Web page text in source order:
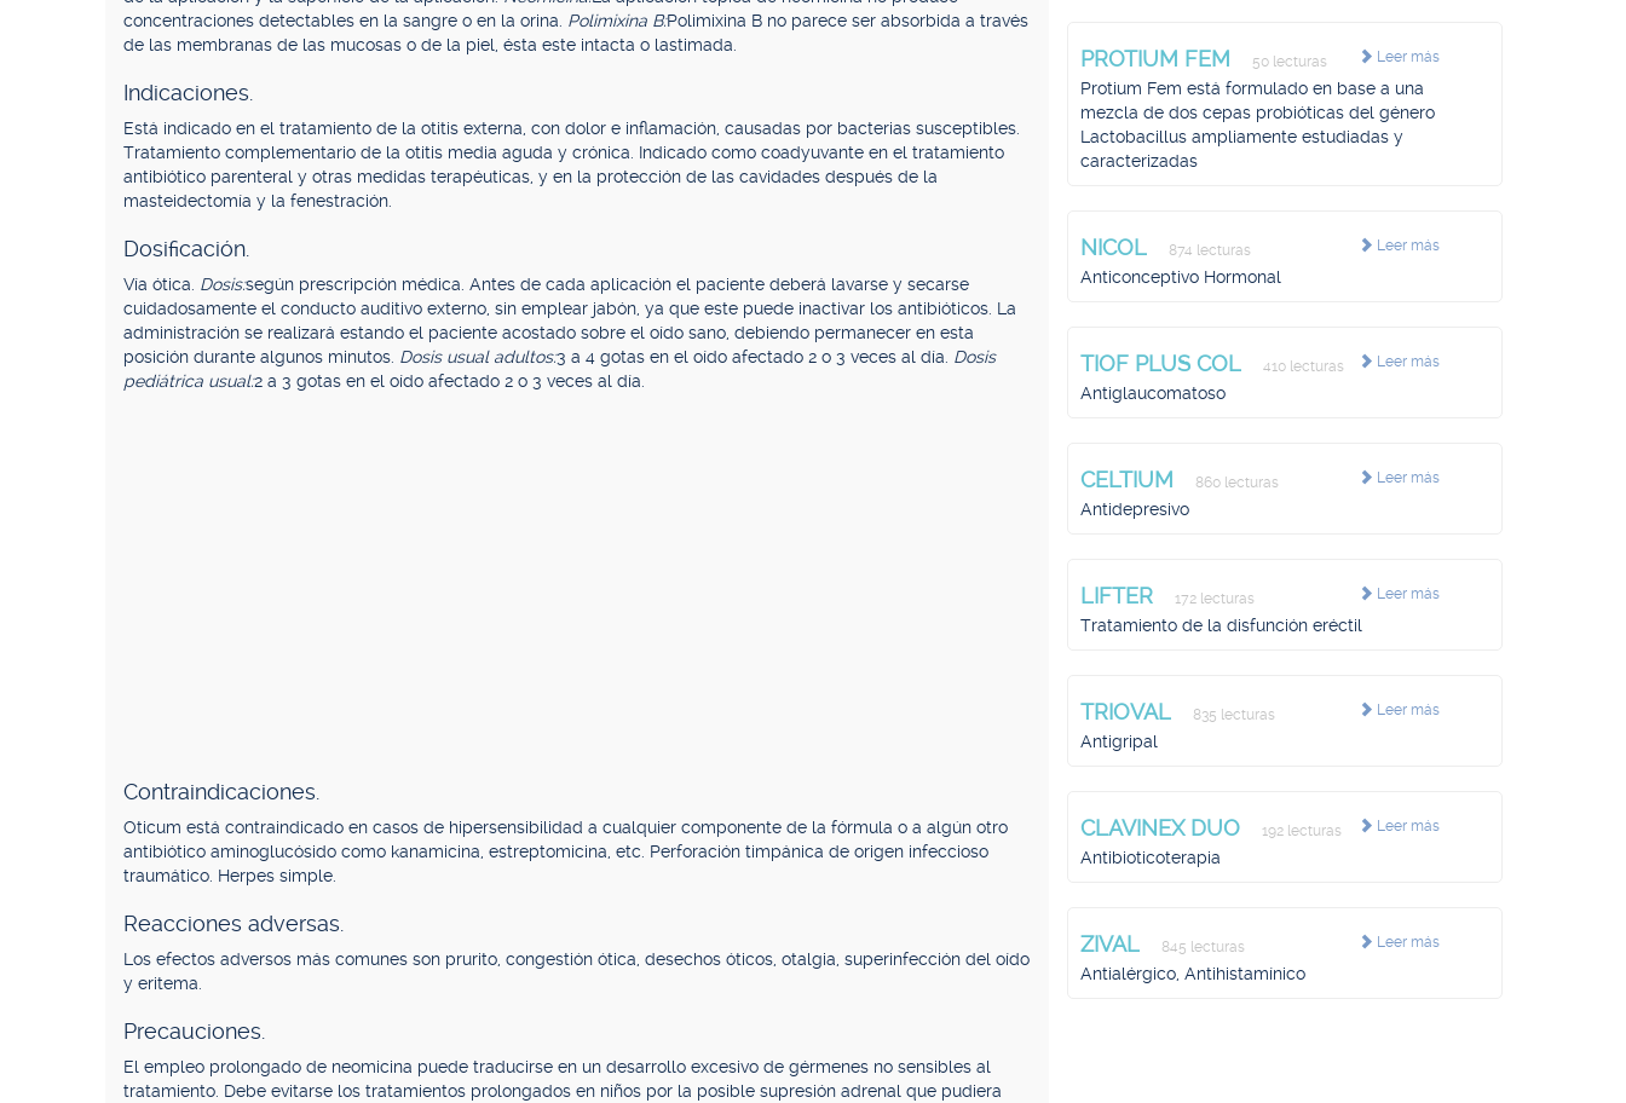
concentraciones detectables en la sangre o en la orina. Polimixina B:Polimixina B no parece ser absorbida a través
de las membranas de las mucosas o de la piel, ésta este intacta o lastimada.
Indicaciones.
Está indicado en el tratamiento de la otitis externa, con dolor e inflamación, causadas por bacterias susceptibles.
Tratamiento complementario de la otitis media aguda y crónica. Indicado como coadyuvante en el tratamiento
antibiótico parenteral y otras medidas terapéuticas, y en la protección de las cavidades después de la
masteidectomía y la fenestración.
Dosificación.
Vía ótica. Dosis:según prescripción médica. Antes de cada aplicación el paciente deberá lavarse y secarse
cuidadosamente el conducto auditivo externo, sin emplear jabón, ya que este puede inactivar los antibióticos. La
administración se realizará estando el paciente acostado sobre el oído sano, debiendo permanecer en esta
posición durante algunos minutos. Dosis usual adultos:3 a 4 gotas en el oído afectado 2 o 3 veces al día. Dosis
pediátrica usual:2 a 3 gotas en el oído afectado 2 o 3 veces al día.
Contraindicaciones.
Oticum está contraindicado en casos de hipersensibilidad a cualquier componente de la fórmula o a algún otro
antibiótico aminoglucósido como kanamicina, estreptomicina, etc. Perforación timpánica de origen infeccioso
traumático. Herpes simple.
Reacciones adversas.
Los efectos adversos más comunes son prurito, congestión ótica, desechos óticos, otalgia, superinfección del oído
y eritema.
Precauciones.
El empleo prolongado de neomicina puede traducirse en un desarrollo excesivo de gérmenes no sensibles al
tratamiento. Debe evitarse los tratamientos prolongados en niños por la posible supresión adrenal que pudiera
Leer más
PROTIUM FEM 50 lecturas
Protium Fem está formulado en base a una
mezcla de dos cepas probióticas del género
Lactobacillus ampliamente estudiadas y
caracterizadas
Leer más
NICOL 874 lecturas
Anticonceptivo Hormonal
Leer más
TIOF PLUS COL 410 lecturas
Antiglaucomatoso
Leer más
CELTIUM 860 lecturas
Antidepresivo
Leer más
LIFTER 172 lecturas
Tratamiento de la disfunción eréctil
Leer más
TRIOVAL 835 lecturas
Antigripal
Leer más
CLAVINEX DUO 192 lecturas
Antibioticoterapia
Leer más
ZIVAL 845 lecturas
Antialérgico, Antihistamínico